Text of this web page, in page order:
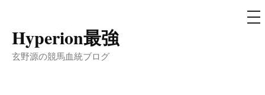
コ
ン
Hyperion最強
玄野源の競馬血統ブログ
メ
ニ